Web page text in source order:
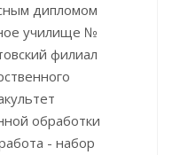
дипломом
училище №
филиал
обработки
- набор